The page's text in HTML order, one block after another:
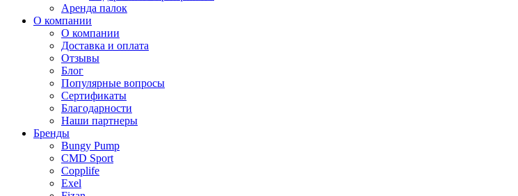
Аренда палок
О компании
О компании
Доставка и оплата
Отзывы
Блог
Популярные вопросы
Сертификаты
Благодарности
Наши партнеры
Бренды
Bungy Pump
CMD Sport
Copplife
Exel